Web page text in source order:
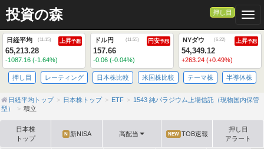
投資の森 押し目
日経平均 (11:15) 上昇予想
65,213.28
-1087.16 (-1.64%)
ドル円 (11:55) 円安予想
157.66
-0.06 (-0.04%)
NYダウ (6:22) 上昇予想
54,349.12
+263.24 (+0.49%)
押し目 レーティング 日本株比較 米国株比較 テーマ株 半導体株
日経平均トップ 日本株トップ ETF
1543 純パラジウム上場信託（現物国内保管
型）
積立
日本株
トップ
N 新NISA 高配当 NEW TOB速報
押し目
アラート